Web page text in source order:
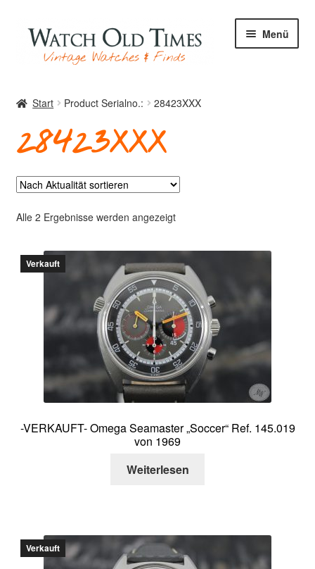
Zur
Navigation
springen
Zum
Inhalt
springen
Menü
Uhren
Archiv
Über mich
Kontakt
Start Product Serialno.: 28423XXX
28423XXX
Alle 2 Ergebnisse werden angezeigtNach
Verkauft
-VERKAUFT- Omega Seamaster „Soccer“ Ref. 145.019
von 1969
Weiterlesen
Verkauft